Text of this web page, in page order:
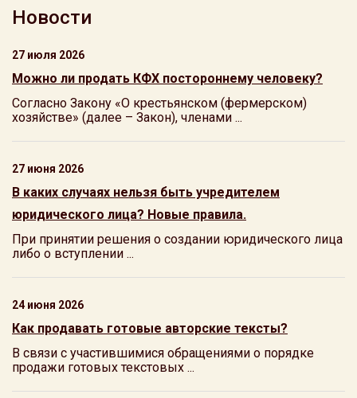
Новости
27 июля 2026
Можно ли продать КФХ постороннему человеку?
Согласно Закону «О крестьянском (фермерском)
хозяйстве» (далее – Закон), членами ...
27 июня 2026
В каких случаях нельзя быть учредителем
юридического лица? Новые правила.
При принятии решения о создании юридического лица
либо о вступлении ...
24 июня 2026
Как продавать готовые авторские тексты?
В связи с участившимися обращениями о порядке
продажи готовых текстовых ...